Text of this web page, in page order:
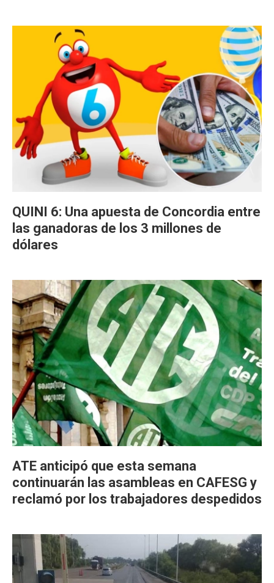
QUINI 6: Una apuesta de Concordia entre
las ganadoras de los 3 millones de
dólares
ATE anticipó que esta semana
continuarán las asambleas en CAFESG y
reclamó por los trabajadores despedidos